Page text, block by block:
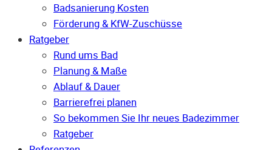
Badsanierung Kosten
Förderung & KfW-Zuschüsse
Ratgeber
Rund ums Bad
Planung & Maße
Ablauf & Dauer
Barrierefrei planen
So bekommen Sie Ihr neues Badezimmer
Ratgeber